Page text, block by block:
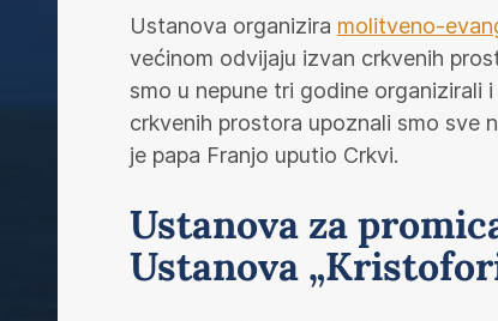
Ustanova organizira molitveno-
većinom odvijaju izvan crkvenih
smo u nepune tri godine organizirali
crkvenih prostora upoznali smo sve
je papa Franjo uputio Crkvi.
Ustanova za
Ustanova